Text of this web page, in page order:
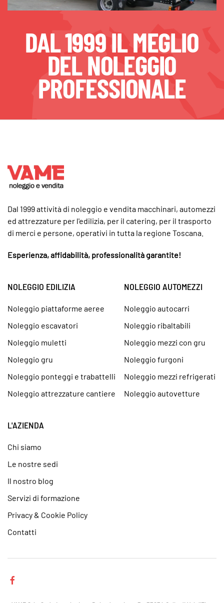
DAL 1999 IL MEGLIO
DEL NOLEGGIO
PROFESSIONALE
Dal 1999 attività di noleggio e vendita macchinari, automezzi
ed attrezzature per l'edilizia, per il catering, per il trasporto
di merci e persone, operativi in tutta la regione Toscana.
Esperienza, affidabilità, professionalità garantite!
NOLEGGIO EDILIZIA
Noleggio piattaforme aeree
Noleggio escavatori
Noleggio muletti
Noleggio gru
Noleggio ponteggi e trabattelli
Noleggio attrezzature cantiere
NOLEGGIO AUTOMEZZI
Noleggio autocarri
Noleggio ribaltabili
Noleggio mezzi con gru
Noleggio furgoni
Noleggio mezzi refrigerati
Noleggio autovetture
L'AZIENDA
Chi siamo
Le nostre sedi
Il nostro blog
Servizi di formazione
Privacy & Cookie Policy
Contatti